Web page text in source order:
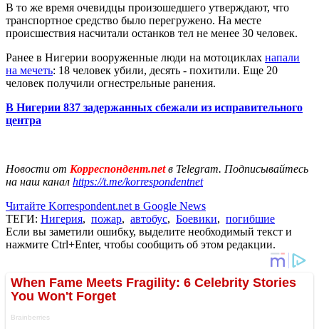
В то же время очевидцы произошедшего утверждают, что
транспортное средство было перегружено. На месте
происшествия насчитали останков тел не менее 30 человек.
Ранее в Нигерии вооруженные люди на мотоциклах напали
на мечеть: 18 человек убили, десять - похитили. Еще 20
человек получили огнестрельные ранения.
В Нигерии 837 задержанных сбежали из исправительного
центра
Новости от Корреспондент.netв Telegram. Подписывайтесь
на наш канал https://t.me/korrespondentnet
Читайте Korrespondent.net в Google News
ТЕГИ: Нигерия, пожар, автобус, Боевики, погибшие
Если вы заметили ошибку, выделите необходимый текст и
нажмите Ctrl+Enter, чтобы сообщить об этом редакции.